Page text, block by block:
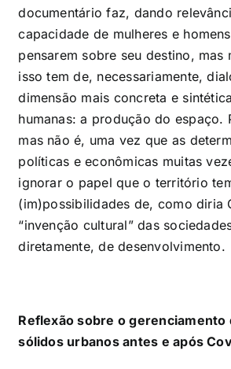
documentário faz, dando
capacidade de mulheres e
pensarem sobre seu destino, mas
isso tem de, necessariamente,
dimensão mais concreta e
humanas: a produção do espaço.
mas não é, uma vez que as
políticas e econômicas muitas
ignorar o papel que o território
(im)possibilidades de, como diria
“invenção cultural” das
diretamente, de desenvolvimento.
Reflexão sobre o gerenciamento
sólidos urbanos antes e após